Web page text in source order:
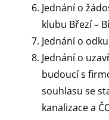
Jednání o
klubu Březí –
Jednání o
Jednání o
budoucí s
souhlasu se
kanalizace a